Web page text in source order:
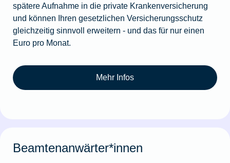
spätere Aufnahme in die private Krankenversicherung
und können Ihren gesetzlichen Versicherungsschutz
gleichzeitig sinnvoll erweitern - und das für nur einen
Euro pro Monat.
Mehr Infos
Beamtenanwärter*innen